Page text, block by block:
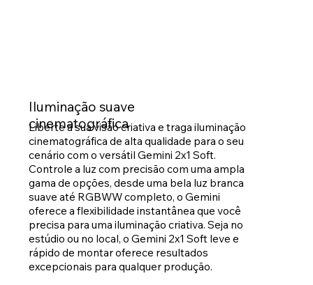
Iluminação suave
cinematográfica
Liberte a sua visão criativa e traga iluminação
cinematográfica de alta qualidade para o seu
cenário com o versátil Gemini 2x1 Soft.
Controle a luz com precisão com uma ampla
gama de opções, desde uma bela luz branca
suave até RGBWW completo, o Gemini
oferece a flexibilidade instantânea que você
precisa para uma iluminação criativa. Seja no
estúdio ou no local, o Gemini 2x1 Soft leve e
rápido de montar oferece resultados
excepcionais para qualquer produção.